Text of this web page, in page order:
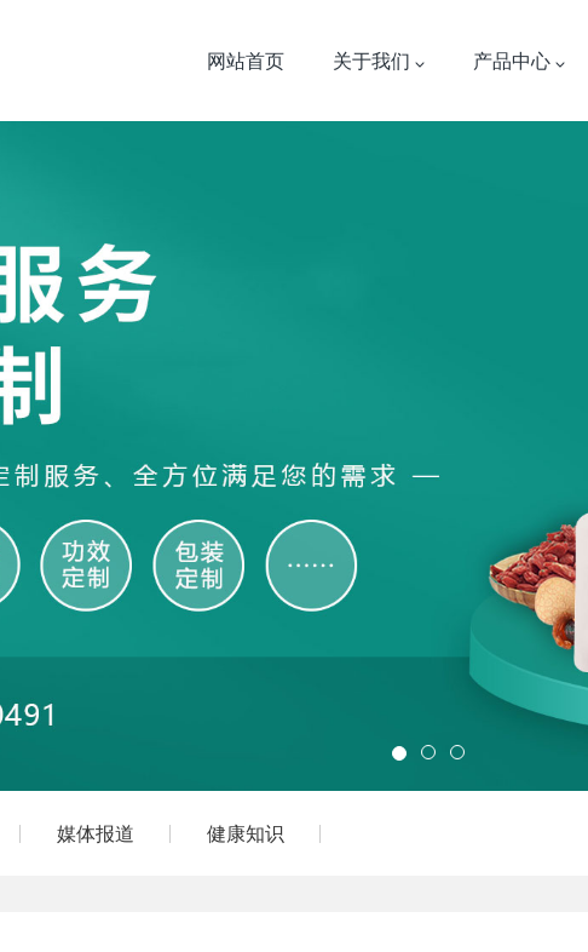
网站首页 关于我们 产品中心
媒体报道 健康知识